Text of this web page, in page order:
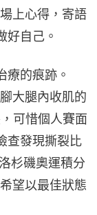
上心得，寄語
好自己。
療的痕跡。
大腿內收肌的
可惜個人賽面
查發現撕裂比
杉磯奧運積分
望以最佳狀態